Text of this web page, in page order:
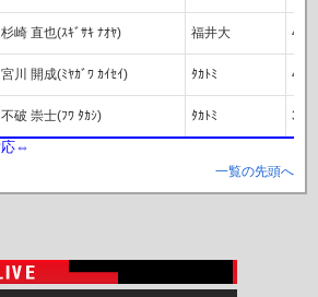
杉崎 直也(ｽｷﾞｻｷ ﾅｵﾔ) 福井大
宮川 開成(ﾐﾔｶﾞﾜ ｶｲｾｲ) ﾀｶﾄﾐ
不破 崇士(ﾌﾜ ﾀｶｼ) ﾀｶﾄﾐ
一覧の先頭へ